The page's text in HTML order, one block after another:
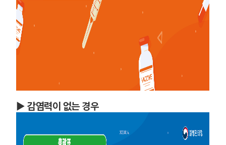
►감염력이 없는 경우